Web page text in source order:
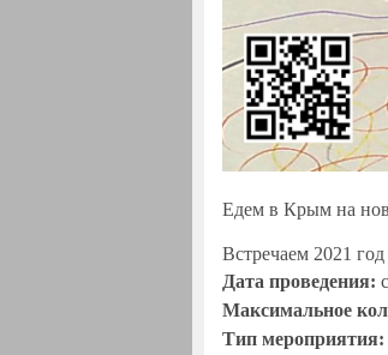
Едем в Крым на
Встречаем 2021
Дата проведения: с
Максимальное
Тип мероприятия: